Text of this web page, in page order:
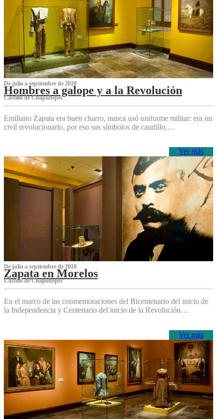
De julio a septiembre de 2010
Hombres a galope y a la Revolución
Castillo de Chapultepec
Emiliano Zapata era buen charro, nunca usó uniforme militar: era un
civil revolucionario, por eso sus símbolos de caudillo,…
Ver más
De julio a septiembre de 2010
Zapata en Morelos
Castillo de Chapultepec
En el marco de las conmemoraciones del Bicentenario del inicio de
la Independencia y Centenario del inicio de la Revolución…
Ver más